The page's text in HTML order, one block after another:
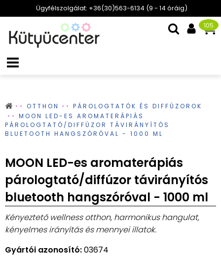
Ügyfélszolgálat: +36(30)563-6134 (9 - 14 óráig)
105
OTTHON
PÁROLOGTATÓK ÉS DIFFÚZOROK
MOON LED-ES AROMATERÁPIÁS
PÁROLOGTATÓ/DIFFÚZOR TÁVIRÁNYÍTÓS
BLUETOOTH HANGSZÓRÓVAL - 1000 ML
MOON LED-es aromaterápiás
párologtató/diffúzor távirányítós
bluetooth hangszóróval - 1000 ml
Kényeztető wellness otthon, harmonikus hangulat,
kényelmes irányítás és mennyei illatok.
Gyártói azonosító:03674